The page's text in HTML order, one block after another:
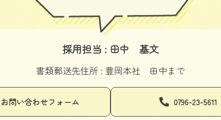
採用担当 : 田中 基文
書類郵送先住所 : 豊岡本社 田中まで
お問い合わせフォーム 0796-23-5611